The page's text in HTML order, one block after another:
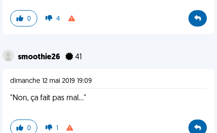
0 4
smoothie26 41
dimanche 12 mai 2019 19:09
"Non, ça fait pas mal..."
0 1